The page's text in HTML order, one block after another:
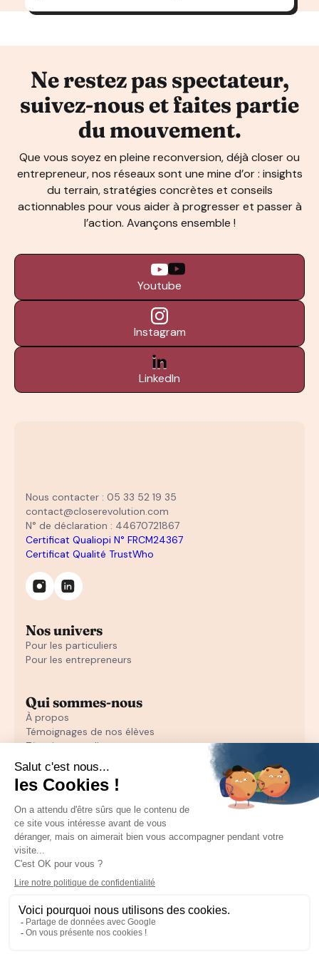
Ne restez pas spectateur,
suivez-nous et faites partie
du mouvement.
Que vous soyez en pleine reconversion, déjà closer ou
entrepreneur, nos réseaux sont une mine d’or : insights
du terrain, stratégies concrètes et conseils
actionnables pour vous aider à progresser et passer à
l’action. Avançons ensemble !
Youtube
Instagram
LinkedIn
Nous contacter : 05 33 52 19 35
contact@closerevolution.com
N° de déclaration : 44670721867
Certificat Qualiopi N° FRCM24367
Certificat Qualité TrustWho
Nos univers
Pour les particuliers
Pour les entrepreneurs
Qui sommes-nous
À propos
Témoignages de nos élèves
Témoignages d'entrepreneurs
Découvrir
Notre initiation au closing offerte
Notre formation en closing
Toutes nos ressources pour les particuliers
Recruter un sales
Toutes les ressources pour les entrepreneurs
Mentions Légales